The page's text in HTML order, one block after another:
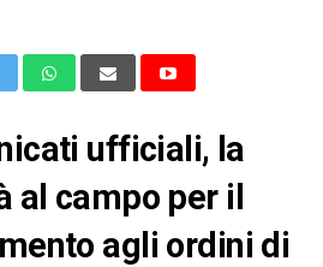
ufficiali, la
al campo per il
agli ordini di